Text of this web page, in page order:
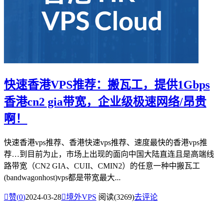
快速香港VPS推荐：搬瓦工，提供1Gbps
香港cn2 gia带宽，企业级极速网络/昂贵
啊！
快速香港vps推荐、香港快速vps推荐、速度最快的香港vps推
荐…到目前为止，市场上出现的面向中国大陆直连且是高端线
路带宽（CN2 GIA、CUII、CMIN2）的任意一种中搬瓦工
(bandwagonhost)vps都是带宽最大...
赞(0)2024-03-28境外VPS 阅读(3269)去评论